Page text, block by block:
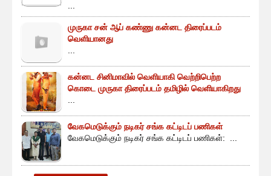
...
முருகா சன் ஆப் கண்ணு கன்னட திரைப்படம்
வெளியானது
...
கன்னட சினிமாவில் வெளியாகி வெற்றிபெற்ற
கொடை முருகா திரைப்படம் தமிழில் வெளியாகிறது
...
வேகமெடுக்கும் நடிகர் சங்க கட்டிடப் பணிகள்
வேகமெடுக்கும் நடிகர் சங்க கட்டிடப் பணிகள்: ...